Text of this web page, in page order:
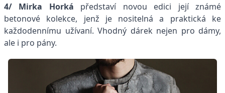
4/ Mirka Horká představí novou edici její známé
betonové kolekce, jenž je nositelná a praktická ke
každodennímu užívaní. Vhodný dárek nejen pro dámy,
ale i pro pány.